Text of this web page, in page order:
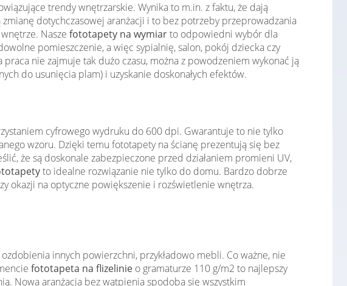
trendy wnętrzarskie. Wynika to m.in. z faktu, że dają
zmianę dotychczasowej aranżacji i to bez potrzeby przeprowadzania
Nasze fototapety na wymiarto odpowiedni wybór dla
pomieszczenie, a więc sypialnię, salon, pokój dziecka czy
nie zajmuje tak dużo czasu, można z powodzeniem wykonać ją
do usunięcia plam) i uzyskanie doskonałych efektów.
cyfrowego wydruku do 600 dpi. Gwarantuje to nie tylko
wzoru. Dzięki temu fototapety na ścianę prezentują się bez
że są doskonale zabezpieczone przed działaniem promieni UV,
to idealne rozwiązanie nie tylko do domu. Bardzo dobrze
okazji na optyczne powiększenie i rozświetlenie wnętrza.
innych powierzchni, przykładowo mebli. Co ważne, nie
fototapeta na flizelinie o gramaturze 110 g/m2 to najlepszy
Nowa aranżacja bez wątpienia spodoba się wszystkim